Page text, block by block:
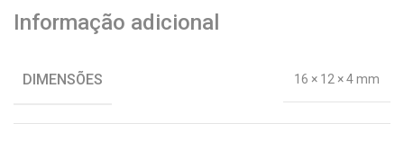
Informação adicional
DIMENSÕES 16 × 12 × 4 mm